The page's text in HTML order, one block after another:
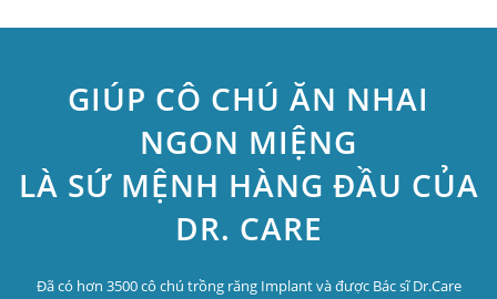
GIÚP CÔ CHÚ ĂN NHAI
NGON MIỆNG
LÀ SỨ MỆNH HÀNG ĐẦU CỦA
DR. CARE
Đã có hơn 3500 cô chú trồng răng Implant và được Bác sĩ Dr.Care